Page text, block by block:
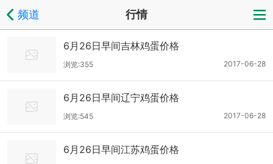
频道 行情
6月26日早间吉林鸡蛋价格
2017-06-28
浏览:355
6月26日早间辽宁鸡蛋价格
2017-06-28
浏览:545
6月26日早间江苏鸡蛋价格